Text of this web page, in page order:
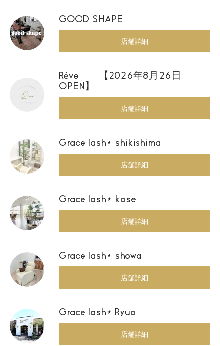
GOOD SHAPE
店舗詳細
Réve 【2026年8月26日
OPEN】
店舗詳細
Grace lash⋆ shikishima
店舗詳細
Grace lash⋆ kose
店舗詳細
Grace lash⋆ showa
店舗詳細
Grace lash⋆ Ryuo
店舗詳細